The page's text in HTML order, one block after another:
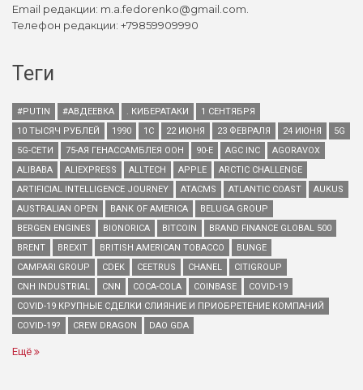
Email редакции: m.a.fedorenko@gmail.com.
Телефон редакции: +79859909990
Теги
#PUTIN #АВДЕЕВКА . КИБЕРАТАКИ
1 СЕНТЯБРЯ
10 ТЫСЯЧ РУБЛЕЙ
1990 1С 22 ИЮНЯ 23 ФЕВРАЛЯ 24 ИЮНЯ
5G
5G-СЕТИ
75-АЯ ГЕНАССАМБЛЕЯ ООН 90-Е AGC INC
AGORAVOX
ALIBABA
ALIEXPRESS ALLTECH APPLE
ARCTIC CHALLENGE
ARTIFICIAL INTELLIGENCE JOURNEY
ATACMS ATLANTIC COAST
AUKUS
AUSTRALIAN OPEN
BANK OF AMERICA
BELUGA GROUP
BERGEN ENGINES
BIONORICA BITCOIN
BRAND FINANCE GLOBAL 500
BRENT
BREXIT BRITISH AMERICAN TOBACCO
BUNGE
CAMPARI GROUP
CDEK CEETRUS CHANEL
CITIGROUP
CNH INDUSTRIAL
CNN COCA-COLA COINBASE
COVID-19
COVID-19 КРУПНЫЕ СДЕЛКИ СЛИЯНИЕ И ПРИОБРЕТЕНИЕ КОМПАНИЙ
COVID-19?
CREW DRAGON DAO GDA
Ещё